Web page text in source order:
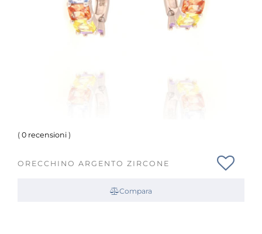
( 0 recensioni )
ORECCHINO ARGENTO ZIRCONE
Compara